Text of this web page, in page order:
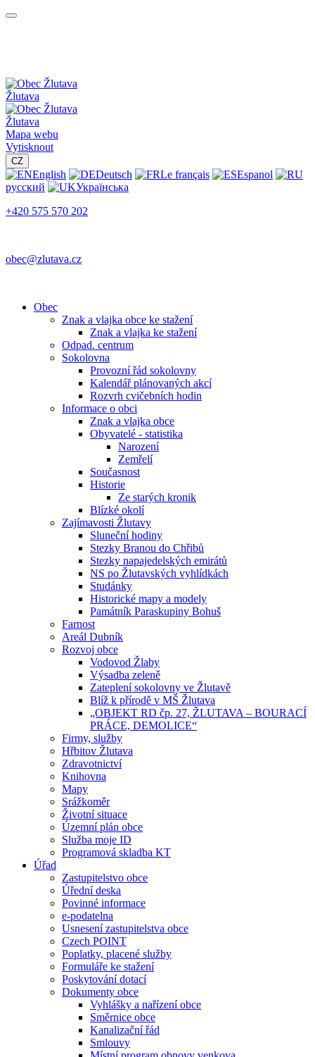
Žlutava
Žlutava
Mapa webu
Vytisknout
CZ
English Deutsch Le français
Espanol
русский
Українська
+420 575 570 202
obec@zlutava.cz
Obec
Znak a vlajka obce ke stažení
Znak a vlajka ke stažení
Odpad. centrum
Sokolovna
Provozní řád sokolovny
Kalendář plánovaných akcí
Rozvrh cvičebních hodin
Informace o obci
Znak a vlajka obce
Obyvatelé - statistika
Narození
Zemřelí
Současnost
Historie
Ze starých kronik
Blízké okolí
Zajímavosti Žlutavy
Sluneční hodiny
Stezky Branou do Chřibů
Stezky napajedelských emirátů
NS po Žlutavských vyhlídkách
Studánky
Historické mapy a modely
Památník Paraskupiny Bohuš
Farnost
Areál Dubník
Rozvoj obce
Vodovod Žlaby
Výsadba zeleně
Zateplení sokolovny ve Žlutavě
Blíž k přírodě v MŠ Žlutava
„OBJEKT RD čp. 27, ŽLUTAVA – BOURACÍ
PRÁCE, DEMOLICE“
Firmy, služby
Hřbitov Žlutava
Zdravotnictví
Knihovna
Mapy
Srážkoměr
Životní situace
Územní plán obce
Služba moje ID
Programová skladba KT
Úřad
Zastupitelstvo obce
Úřední deska
Povinné informace
e-podatelna
Usnesení zastupitelstva obce
Czech POINT
Poplatky, placené služby
Formuláře ke stažení
Poskytování dotací
Dokumenty obce
Vyhlášky a nařízení obce
Směrnice obce
Kanalizační řád
Smlouvy